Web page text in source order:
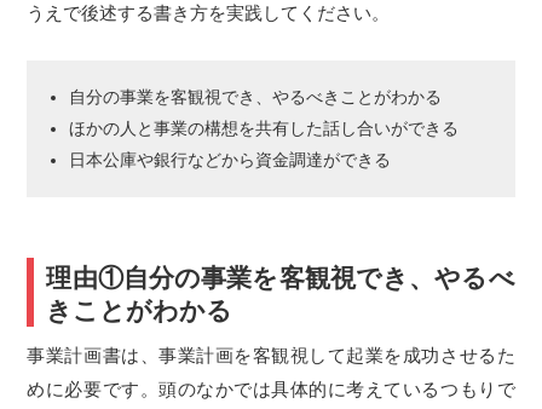
うえで後述する書き方を実践してください。
自分の事業を客観視でき、やるべきことがわかる
ほかの人と事業の構想を共有した話し合いができる
日本公庫や銀行などから資金調達ができる
理由①自分の事業を客観視でき、やるべ
きことがわかる
事業計画書は、事業計画を客観視して起業を成功させるた
めに必要です。頭のなかでは具体的に考えているつもりで